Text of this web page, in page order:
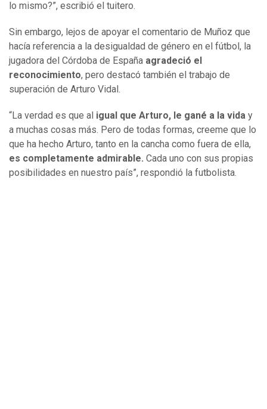
lo mismo?”, escribió el tuitero.
Sin embargo, lejos de apoyar el comentario de Muñoz que
hacía referencia a la desigualdad de género en el fútbol, la
jugadora del Córdoba de España agradeció el
reconocimiento, pero destacó también el trabajo de
superación de Arturo Vidal.
“La verdad es que al igual que Arturo, le gané a la vida y
a muchas cosas más. Pero de todas formas, creeme que lo
que ha hecho Arturo, tanto en la cancha como fuera de ella,
es completamente admirable. Cada uno con sus propias
posibilidades en nuestro país”, respondió la futbolista.